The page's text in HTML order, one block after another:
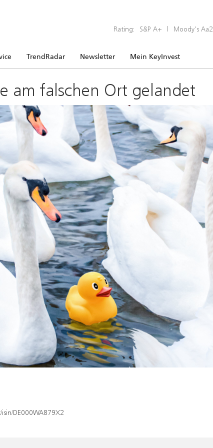
Rating: S&P A+ | Moody’s Aa2
TrendRadar Newsletter Mein KeyInvest
am falschen Ort gelandet
DE000WA879X2